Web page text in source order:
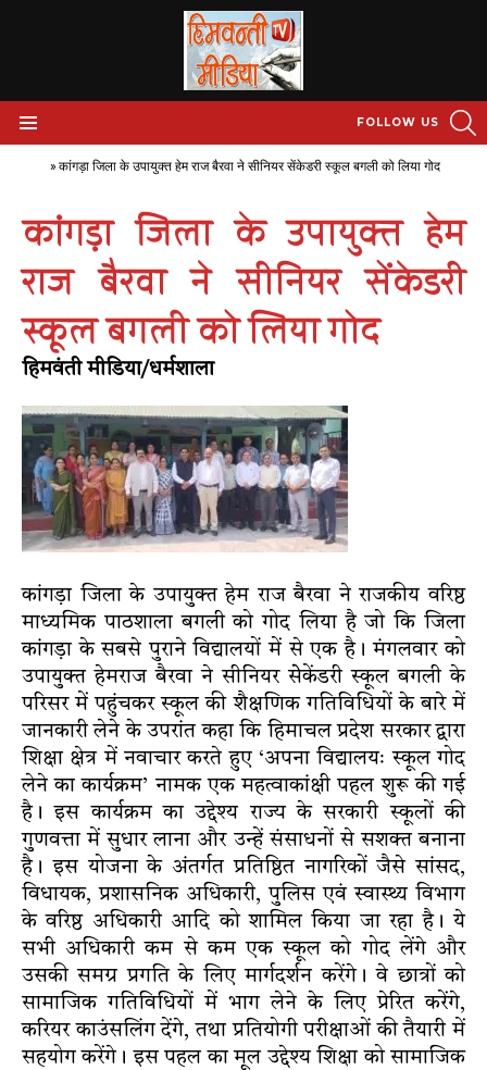
FOLLOW US
» कांगड़ा जिला के उपायुक्त हेम राज बैरवा ने सीनियर सेंकेडरी स्कूल बगली को लिया गोद
कांगड़ा जिला के उपायुक्त हेम
राज बैरवा ने सीनियर सेंकेडरी
स्कूल बगली को लिया गोद
हिमवंती मीडिया/धर्मशाला
कांगड़ा जिला के उपायुक्त हेम राज बैरवा ने राजकीय वरिष्ठ
माध्यमिक पाठशाला बगली को गोद लिया है जो कि जिला
कांगड़ा के सबसे पुराने विद्यालयों में से एक है। मंगलवार को
उपायुक्त हेमराज बैरवा ने सीनियर सेेकेंडरी स्कूल बगली के
परिसर में पहुंचकर स्कूल की शैक्षणिक गतिविधियों के बारे में
जानकारी लेने के उपरांत कहा कि हिमाचल प्रदेश सरकार द्वारा
शिक्षा क्षेत्र में नवाचार करते हुए ‘अपना विद्यालयः स्कूल गोद
लेने का कार्यक्रम’ नामक एक महत्वाकांक्षी पहल शुरू की गई
है। इस कार्यक्रम का उद्देश्य राज्य के सरकारी स्कूलों की
गुणवत्ता में सुधार लाना और उन्हें संसाधनों से सशक्त बनाना
है। इस योजना के अंतर्गत प्रतिष्ठित नागरिकों जैसे सांसद,
विधायक, प्रशासनिक अधिकारी, पुलिस एवं स्वास्थ्य विभाग
के वरिष्ठ अधिकारी आदि को शामिल किया जा रहा है। ये
सभी अधिकारी कम से कम एक स्कूल को गोद लेंगे और
उसकी समग्र प्रगति के लिए मार्गदर्शन करेंगे। वे छात्रों को
सामाजिक गतिविधियों में भाग लेने के लिए प्रेरित करेंगे,
करियर काउंसलिंग देंगे, तथा प्रतियोगी परीक्षाओं की तैयारी में
सहयोग करेंगे। इस पहल का मूल उद्देश्य शिक्षा को सामाजिक